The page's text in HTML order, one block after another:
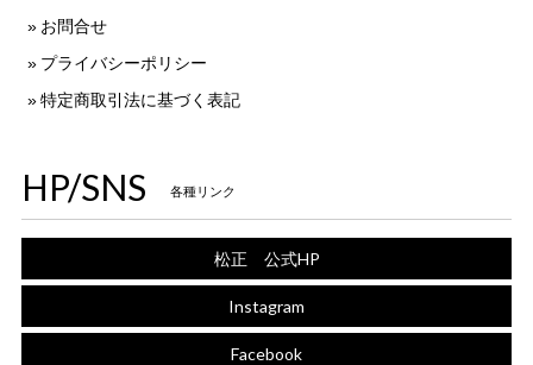
お問合せ
プライバシーポリシー
特定商取引法に基づく表記
HP/SNS 各種リンク
松正 公式HP
Instagram
Facebook